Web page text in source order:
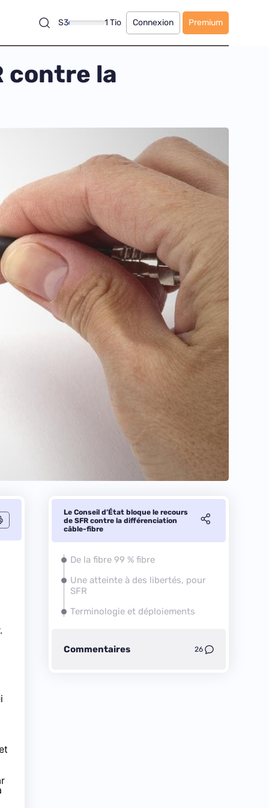
S3 1 Tio Connexion Premium
contre la
Le Conseil d’État bloque le recours
de SFR contre la différenciation
câble-fibre
De la fibre 99 % fibre
Une atteinte à des libertés, pour
SFR
Terminologie et déploiements
Commentaires 26